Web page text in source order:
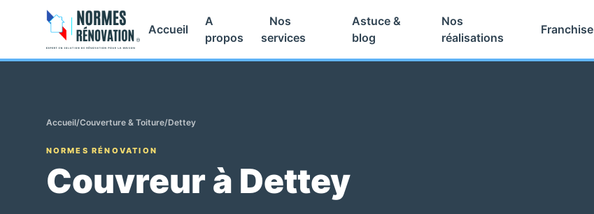
Accueil
A
propos
Nos
services
Astuce &
blog
Nos
réalisations
Franchise
Accueil/Couverture & Toiture/Dettey
NORMES RÉNOVATION
Couvreur à Dettey